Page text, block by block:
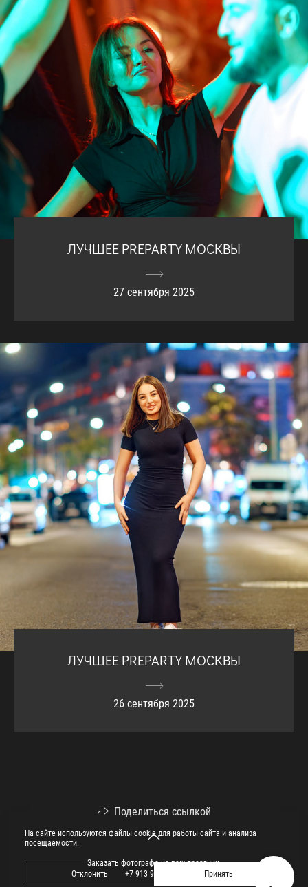
ЛУЧШЕЕ PREPARTY МОСКВЫ
27 сентября 2025
ЛУЧШЕЕ PREPARTY МОСКВЫ
26 сентября 2025
Поделиться ссылкой
Заказать фотографа на ваш праздник.
+7 913 913 09 09
На сайте используются файлы cookie для работы сайта и анализа
посещаемости.
Отклонить Принять